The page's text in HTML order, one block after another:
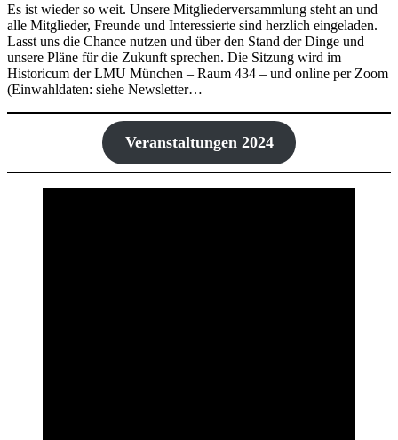
Es ist wieder so weit. Unsere Mitgliederversammlung steht an und
alle Mitglieder, Freunde und Interessierte sind herzlich eingeladen.
Lasst uns die Chance nutzen und über den Stand der Dinge und
unsere Pläne für die Zukunft sprechen. Die Sitzung wird im
Historicum der LMU München – Raum 434 – und online per Zoom
(Einwahldaten: siehe Newsletter…
Veranstaltungen 2024